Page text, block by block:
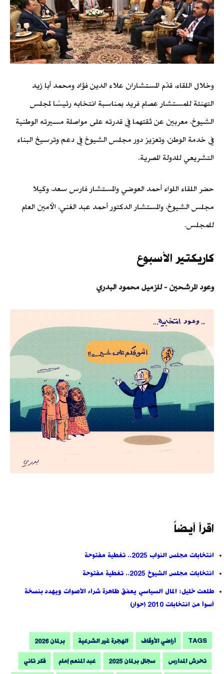
وخلال اللقاء، قدّم المستشاران علاء الدين فؤاد ومحمد أبا زيد
التهنئة للمستشار عصام فريد بمناسبة انتخابه رئيسًا لمجلس
الشيوخ، معربين عن ثقتهما في قدرته على مواصلة مسيرته الوطنية
في خدمة الوطن، وتعزيز دور مجلس الشيوخ في دعم وترسيخ البناء
التشريعي للدولة المصرية.
حضر اللقاء اللواء أحمد العوضي والمستشار فارس سعد، وكيلا
مجلس الشيوخ، والمستشار الدكتور أحمد عبد الغني، الأمين العام
للمجلس.
كاريكتير الأسبوع
وعود المرشحين - للزميل محمود البدري
اقرأ أيضاً
انتخابات مجلس النواب 2025.. تغطية مفتوحة
انتخابات مجلس الشيوخ 2025.. تغطية مفتوحة
طلعت خليل: المال السياسي يعمّق ظاهرة شراء الأصوات ويهدد بنسخة
أسوأ من انتخابات 2010 (حوار)
TAGS أراضي الأوقاف الهجرة غير الشرعية برلمان 2026
تحرش المدارس سجال برلمان 2025 عبد المنعم إمام فكر تاني